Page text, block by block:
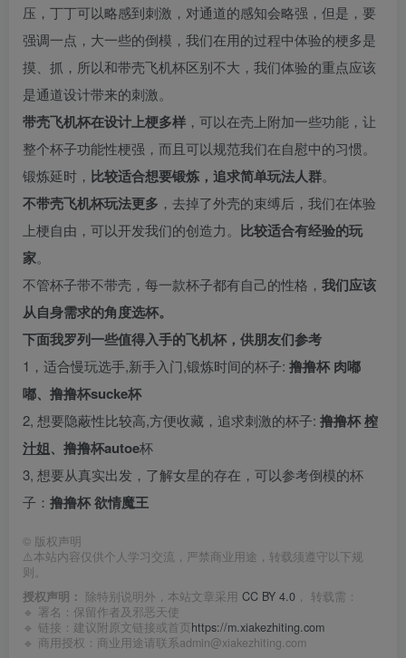
压，丁丁可以略感到刺激，对通道的感知会略强，但是，要
强调一点，大一些的倒模，我们在用的过程中体验的梗多是
摸、抓，所以和带壳飞机杯区别不大，我们体验的重点应该
是通道设计带来的刺激。
带壳飞机杯在设计上梗多样 ，可以在壳上附加一些功能，让
整个杯子功能性梗强，而且可以规范我们在自慰中的习惯。
锻炼延时， 比较适合想要锻炼，追求简单玩法人群。
不带壳飞机杯玩法更多 ，去掉了外壳的束缚后，我们在体验
上梗自由，可以开发我们的创造力。 比较适合有经验的玩
家。
不管杯子带不带壳，每一款杯子都有自己的性格， 我们应该
从自身需求的角度选杯。
下面我罗列一些值得入手的飞机杯，供朋友们参考
1，适合慢玩选手,新手入门,锻炼时间的杯子: 撸撸杯 肉嘟
嘟、撸撸杯sucke杯
2, 想要隐蔽性比较高,方便收藏，追求刺激的杯子: 撸撸杯榨
汁姐、撸撸杯autoe杯
3, 想要从真实出发，了解女星的存在，可以参考倒模的杯
子： 撸撸杯欲情魔王
© 版权声明
⚠️本站内容仅供个人学习交流，严禁商业用途，转载须遵守以下规
则。
授权声明： 除特别说明外，本站文章采用 CC BY 4.0 ， 转载需：
🔹 署名：保留作者及 邪恶天使
🔹 链接：建议附原文链接或首页https://m.xiakezhiting.com
🔹 商用授权：商业用途请联系admin@xiakezhiting.com